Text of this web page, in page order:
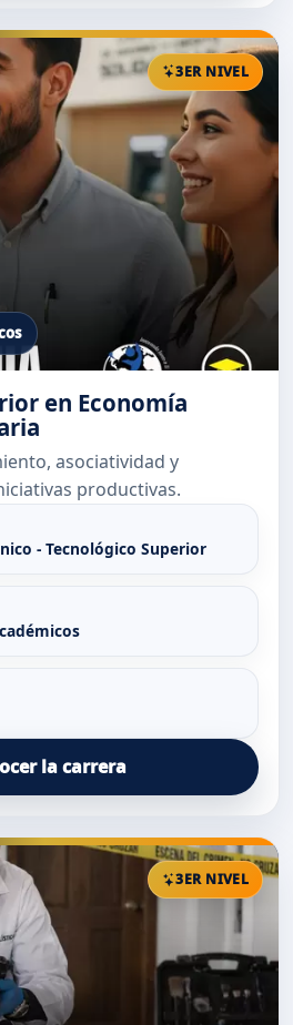
3ER NIVEL
en Economía
asociatividad y
productivas.
- Tecnológico Superior
la carrera
3ER NIVEL